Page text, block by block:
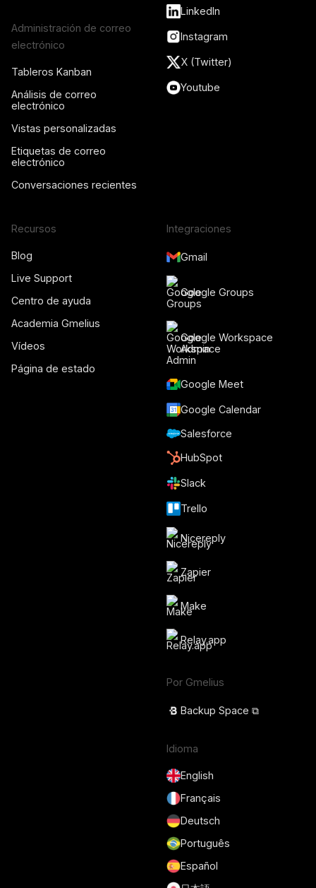
Administración de correo
electrónico
Tableros Kanban
Análisis de correo
electrónico
Vistas personalizadas
Etiquetas de correo
electrónico
Conversaciones recientes
LinkedIn
Instagram
X (Twitter)
Youtube
Recursos
Blog
Live Support
Centro de ayuda
Academia Gmelius
Vídeos
Página de estado
Integraciones
Gmail
Google Groups
Google Workspace
Admin
Google Meet
Google Calendar
Salesforce
HubSpot
Slack
Trello
Nicereply
Zapier
Make
Relay.app
Por Gmelius
Backup Space ⧉
Idioma
English
Français
Deutsch
Português
Español